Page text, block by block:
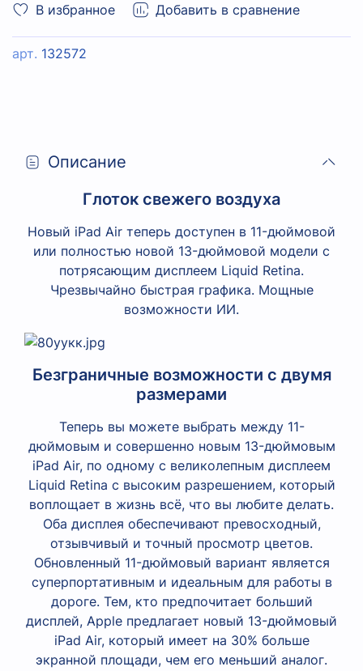
В избранное Добавить в сравнение
арт. 132572
Описание
Глоток свежего воздуха
Новый iPad Air теперь доступен в 11-дюймовой
или полностью новой 13-дюймовой модели с
потрясающим дисплеем Liquid Retina.
Чрезвычайно быстрая графика. Мощные
возможности ИИ.
Безграничные возможности с двумя
размерами
Теперь вы можете выбрать между 11-
дюймовым и совершенно новым 13-дюймовым
iPad Air, по одному с великолепным дисплеем
Liquid Retina с высоким разрешением, который
воплощает в жизнь всё, что вы любите делать.
Оба дисплея обеспечивают превосходный,
отзывчивый и точный просмотр цветов.
Обновленный 11-дюймовый вариант является
суперпортативным и идеальным для работы в
дороге. Тем, кто предпочитает больший
дисплей, Apple предлагает новый 13-дюймовый
iPad Air, который имеет на 30% больше
экранной площади, чем его меньший аналог.